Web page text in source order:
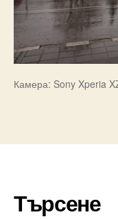
Камера: Sony Xperia
Търсене